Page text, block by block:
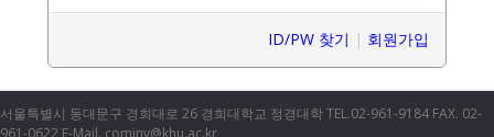
ID/PW 찾기 | 회원가입
서울특별시 동대문구 경희대로 26 경희대학교 정경대학 TEL.02-961-9184 FAX. 02-
961-0622 E-Mail. cominv@khu.ac.kr